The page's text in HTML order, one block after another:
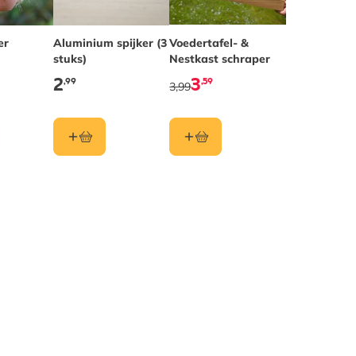
Aluminium spijker (3
stuks)
2,99
Voedertafel- &
Nestkast schraper
3,59
3,99